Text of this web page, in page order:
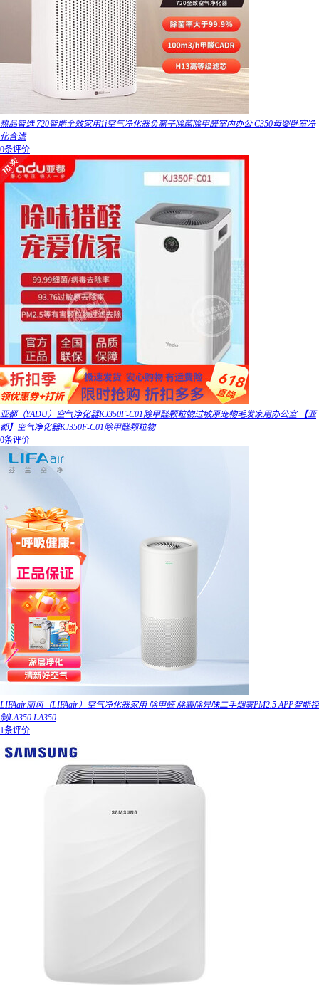
热品智选 720智能全效家用1i空气净化器负离子除菌除甲醛室内办公 C350母婴卧室净
化含滤
0条评价
亚都（YADU）空气净化器KJ350F-C01除甲醛颗粒物过敏原宠物毛发家用办公室 【亚
都】空气净化器KJ350F-C01除甲醛颗粒物
0条评价
LIFAair丽风（LIFAair）空气净化器家用 除甲醛 除霾除异味二手烟雾PM2.5 APP智能控
制LA350 LA350
1条评价